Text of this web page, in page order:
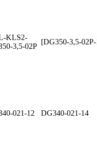
KLS2-
3,5-02P
[DG350-3,5-
021-12 DG340-021-14